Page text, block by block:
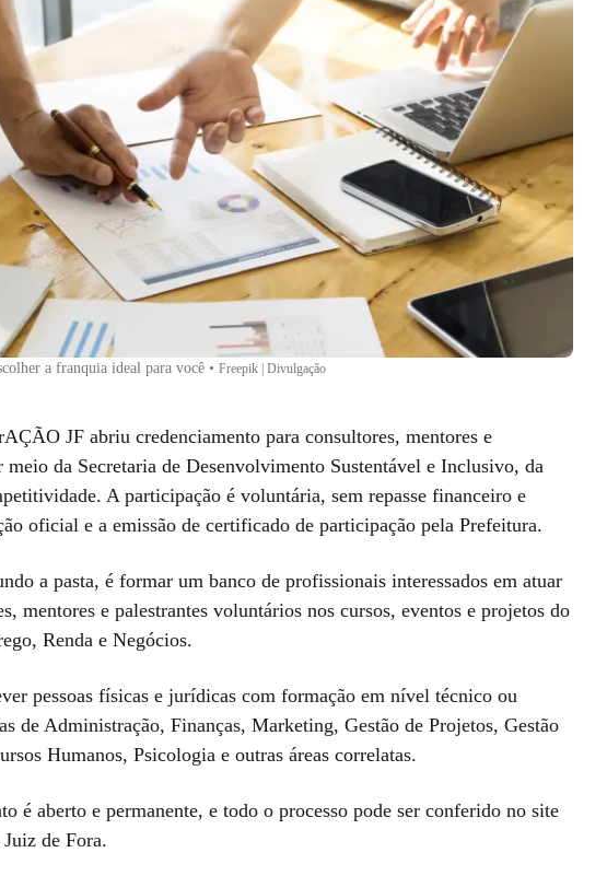
a franquia ideal para você • Freepik | Divulgação
JF abriu credenciamento para consultores, mentores e
meio da Secretaria de Desenvolvimento Sustentável e Inclusivo, da
A participação é voluntária, sem repasse financeiro e
oficial e a emissão de certificado de participação pela Prefeitura.
a pasta, é formar um banco de profissionais interessados em atuar
mentores e palestrantes voluntários nos cursos, eventos e projetos do
Renda e Negócios.
pessoas físicas e jurídicas com formação em nível técnico ou
de Administração, Finanças, Marketing, Gestão de Projetos, Gestão
Humanos, Psicologia e outras áreas correlatas.
é aberto e permanente, e todo o processo pode ser conferido no site
de Fora.